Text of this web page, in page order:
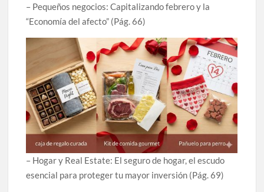
– Pequeños negocios: Capitalizando febrero y la
“Economía del afecto” (Pág. 66)
– Hogar y Real Estate: El seguro de hogar, el escudo
esencial para proteger tu mayor inversión (Pág. 69)